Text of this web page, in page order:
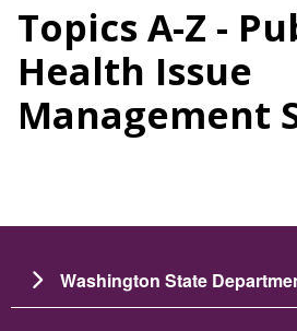
Topics A-Z -
Health Issue
Management
Washington State